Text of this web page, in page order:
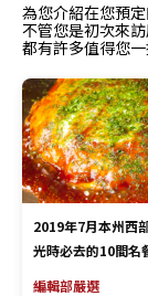
為您介紹在您預
不管您是初次來
都有許多值得您
2019年7月本州西
光時必去的10間名
編輯部嚴選